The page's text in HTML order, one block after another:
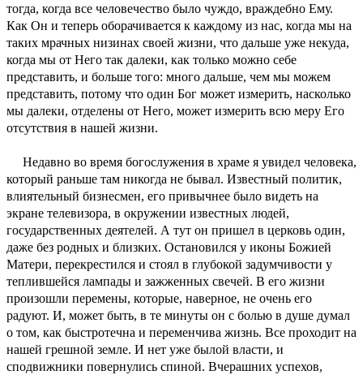
тогда, когда все человечество было чуждо, враждебно Ему.
Как Он и теперь оборачивается к каждому из нас, когда мы на
таких мрачных низинах своей жизни, что дальше уже некуда,
когда мы от Него так далеки, как только можно себе
представить, и больше того: много дальше, чем мы можем
представить, потому что один Бог может измерить, насколько
мы далеки, отделены от Него, может измерить всю меру Его
отсутствия в нашей жизни.
Недавно во время богослужения в храме я увидел человека,
который раньше там никогда не бывал. Известный политик,
влиятельный бизнесмен, его привычнее было видеть на
экране телевизора, в окружении известных людей,
государственных деятелей. А тут он пришел в церковь один,
даже без родных и близких. Остановился у иконы Божией
Матери, перекрестился и стоял в глубокой задумчивости у
теплившейся лампады и зажженных свечей. В его жизни
произошли перемены, которые, наверное, не очень его
радуют. И, может быть, в те минуты он с болью в душе думал
о том, как быстротечна и переменчива жизнь. Все проходит на
нашей грешной земле. И нет уже былой власти, и
сподвижники повернулись спиной. Вчерашних успехов,